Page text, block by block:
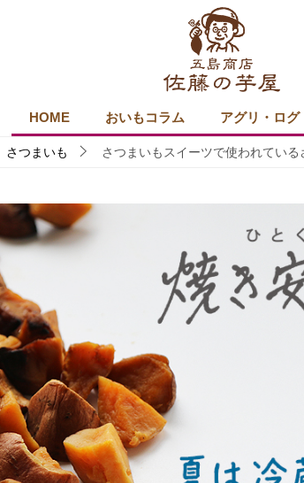
HOME おいもコラム アグリ・ログ
さつまいも さつまいもスイーツで使われてい